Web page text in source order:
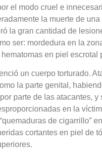
el modo cruel e
la muerte de
la gran cantidad de
ser: mordedura en la
en piel escrotal
un cuerpo torturado.
la parte genital,
parte de las atacantes, y
en la
de cigarrillo”
cortantes en piel de